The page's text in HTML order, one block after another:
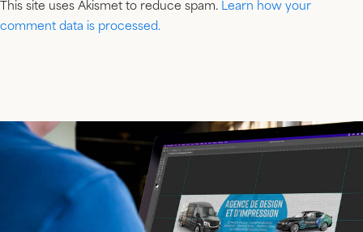
This site uses Akismet to reduce spam. Learn how your
comment data is processed.